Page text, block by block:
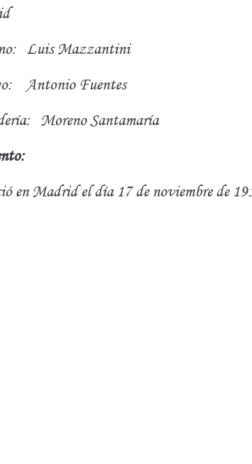
Luis Mazzantini
Antonio Fuentes
Moreno Santamaría
en Madrid el día 17 de noviembre de